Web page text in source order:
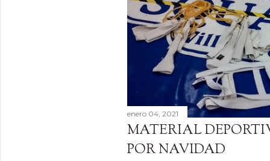
a
d
enero 04, 2021
MATERIAL
POR NAVIDAD